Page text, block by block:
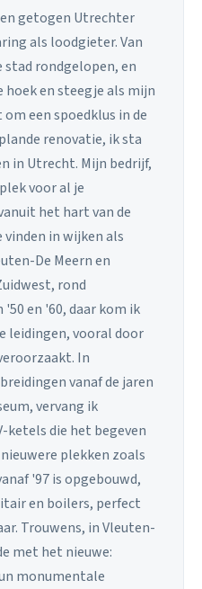
getogen Utrechter
als loodgieter. Van
stad rondgelopen, en
en steegje als mijn
een spoedklus in de
renovatie, ik sta
in Utrecht. Mijn bedrijf,
voor al je
het hart van de
in wijken als
De Meern en
rond
en '60, daar kom ik
leidingen, vooral door
In
vanaf de jaren
vervang ik
ketels die het begeven
plekken zoals
'97 is opgebouwd,
en boilers, perfect
Trouwens, in Vleuten-
met het nieuwe:
monumentale